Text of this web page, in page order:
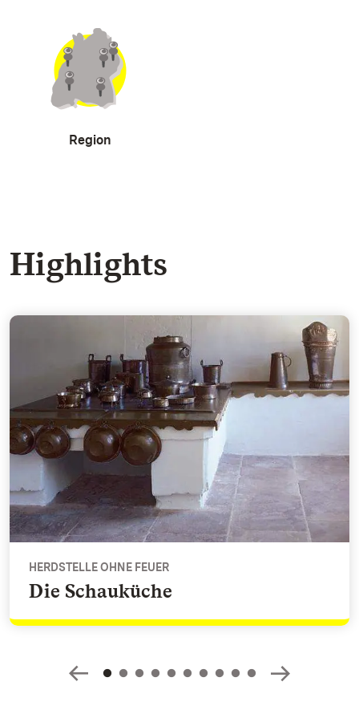
Region
Highlights
Die Schauküche
HERDSTELLE OHNE FEUER
Die Schauküche - Herdstelle ohne Feuer